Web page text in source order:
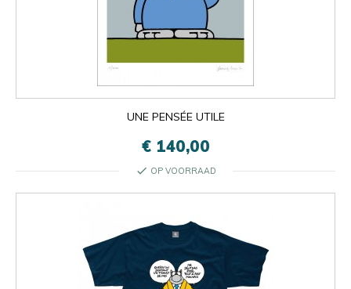
UNE PENSÉE UTILE
€ 140,00
check OP VOORRAAD